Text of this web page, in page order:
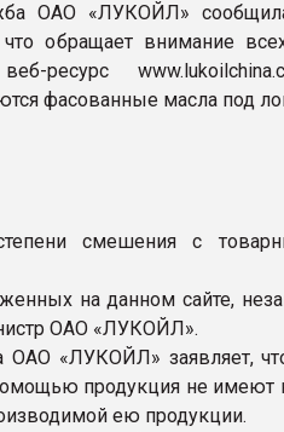
ОАО «ЛУКОЙЛ»
обращает внимание
ресурс
фасованные масла под
смешения с
на данном сайте,
ОАО «ЛУКОЙЛ».
ОАО «ЛУКОЙЛ» заявляет,
продукция не имеют
ею продукции.